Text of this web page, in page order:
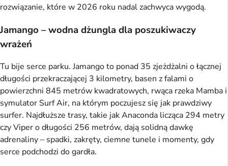
rozwiązanie, które w 2026 roku nadal zachwyca wygodą.
Jamango – wodna dżungla dla poszukiwaczy
wrażeń
Tu bije serce parku. Jamango to ponad 35 zjeżdżalni o łącznej
długości przekraczającej 3 kilometry, basen z falami o
powierzchni 845 metrów kwadratowych, rwąca rzeka Mamba i
symulator Surf Air, na którym poczujesz się jak prawdziwy
surfer. Najdłuższe trasy, takie jak Anaconda licząca 294 metry
czy Viper o długości 256 metrów, dają solidną dawkę
adrenaliny – spadki, zakręty, ciemne tunele i momenty, gdy
serce podchodzi do gardła.